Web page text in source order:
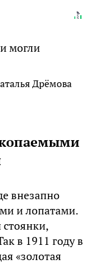
Дрёмова
внезапно
и лопатами.
в 1911 году в
«золотая